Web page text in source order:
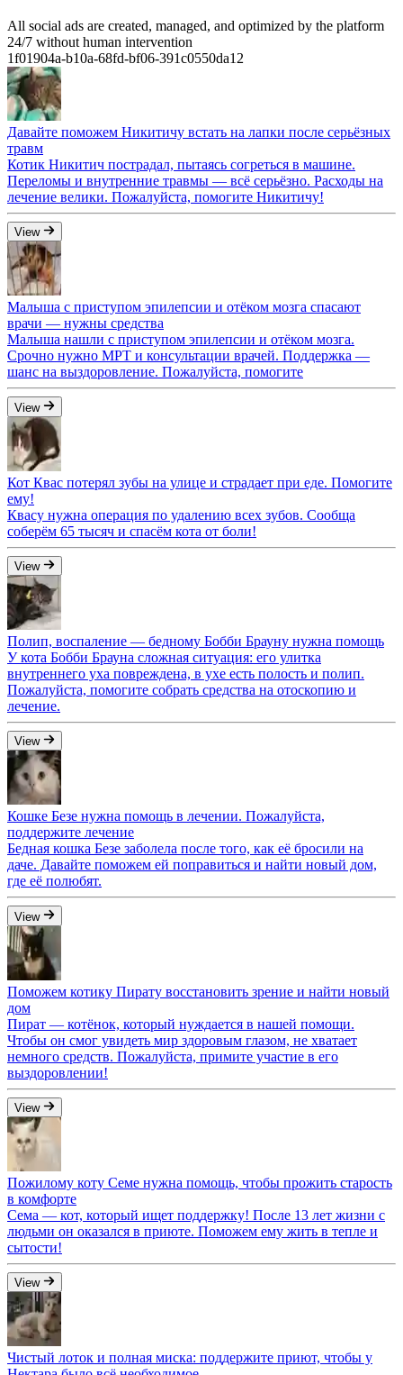
All social ads are created, managed, and optimized by the platform
24/7 without human intervention
1f01904a-b10a-68fd-bf06-391c0550da12
Давайте поможем Никитичу встать на лапки после серьёзных
травм
Котик Никитич пострадал, пытаясь согреться в машине.
Переломы и внутренние травмы — всё серьёзно. Расходы на
лечение велики. Пожалуйста, помогите Никитичу!
View
Малыша с приступом эпилепсии и отёком мозга спасают
врачи — нужны средства
Малыша нашли с приступом эпилепсии и отёком мозга.
Срочно нужно МРТ и консультации врачей. Поддержка —
шанс на выздоровление. Пожалуйста, помогите
View
Кот Квас потерял зубы на улице и страдает при еде. Помогите
ему!
Квасу нужна операция по удалению всех зубов. Сообща
соберём 65 тысяч и спасём кота от боли!
View
Полип, воспаление — бедному Бобби Брауну нужна помощь
У кота Бобби Брауна сложная ситуация: его улитка
внутреннего уха повреждена, в ухе есть полость и полип.
Пожалуйста, помогите собрать средства на отоскопию и
лечение.
View
Кошке Безе нужна помощь в лечении. Пожалуйста,
поддержите лечение
Бедная кошка Безе заболела после того, как её бросили на
даче. Давайте поможем ей поправиться и найти новый дом,
где её полюбят.
View
Поможем котику Пирату восстановить зрение и найти новый
дом
Пират — котёнок, который нуждается в нашей помощи.
Чтобы он смог увидеть мир здоровым глазом, не хватает
немного средств. Пожалуйста, примите участие в его
выздоровлении!
View
Пожилому коту Семе нужна помощь, чтобы прожить старость
в комфорте
Сема — кот, который ищет поддержку! После 13 лет жизни с
людьми он оказался в приюте. Поможем ему жить в тепле и
сытости!
View
Чистый лоток и полная миска: поддержите приют, чтобы у